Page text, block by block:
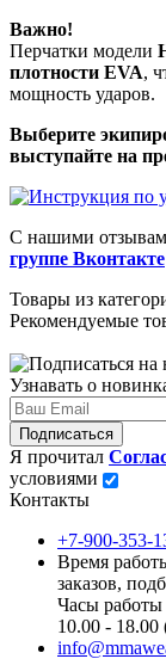
Важно!
Перчатки модели
плотности EVA,
мощность ударов.
Выберите
выступайте на
С нашими
группе Вконтакте
Товары из
Рекомендуемые
Узнавать о
Подписаться
Я прочитал
условиями
Контакты
+7-900-353-
Время
заказов,
Часы
10.00 -